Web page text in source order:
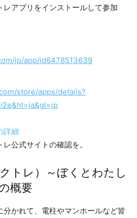
レアプリをインストールして参加
jp/app/id6478513639
store/apps/details?
詳細
公式サイトの確認を。
トレ）～ぼくとわたし
概要
分かれて、電柱やマンホールなど皆